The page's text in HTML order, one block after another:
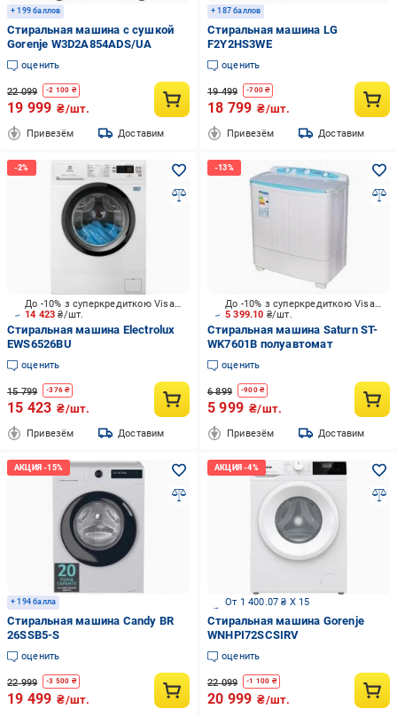
+ 199 баллов
Стиральная машина с сушкой
Gorenje W3D2A854ADS/UA
оценить
22 099 -2 100 ₴
19 999 ₴/шт.
Привезём Доставим
+ 187 баллов
Стиральная машина LG
F2Y2HS3WE
оценить
19 499 -700₴
18 799 ₴/шт.
Привезём Доставим
14 423₴/шт.
До -10% з суперкредиткою Visa Вигода
Стиральная машина Electrolux
EWS6526BU
оценить
15 799 -376 ₴
15 423 ₴/шт.
Привезём Доставим
5 399.10 ₴/шт.
До -10% з суперкредиткою Visa Вигода
Стиральная машина Saturn ST-
WK7601B полуавтомат
оценить
6 899 -900₴
5 999 ₴/шт.
Привезём Доставим
+ 194 балла
Стиральная машина Candy BR
26SSB5-S
оценить
22 999 -3 500 ₴
19 499 ₴/шт.
От 1 400.07 ₴ X 15
Стиральная машина Gorenje
WNHPI72SCSIRV
оценить
22 099 -1 100 ₴
20 999 ₴/шт.